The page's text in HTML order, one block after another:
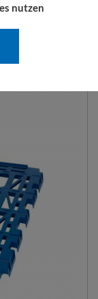
X 815
1
nutzen